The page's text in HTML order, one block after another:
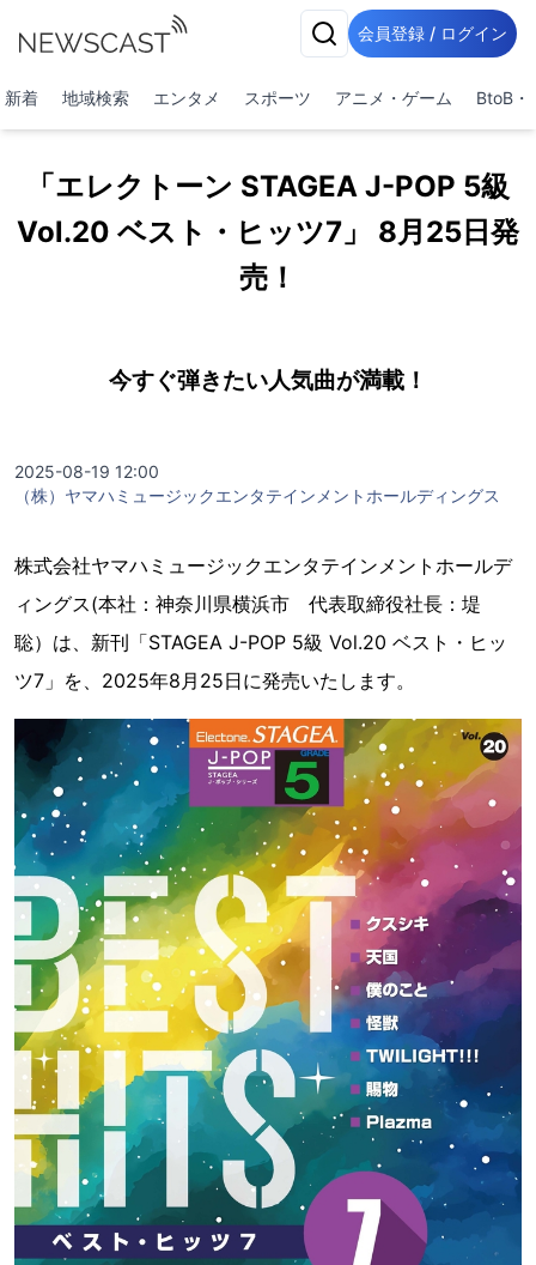
会員登録 / ログイン
新着 地域検索 エンタメ スポーツ アニメ・ゲーム BtoB・
「エレクトーン STAGEA J-POP 5級
Vol.20 ベスト・ヒッツ7」 8月25日発
売！
今すぐ弾きたい人気曲が満載！
2025-08-19 12:00
（株）ヤマハミュージックエンタテインメントホールディングス
株式会社ヤマハミュージックエンタテインメントホールデ
ィングス(本社：神奈川県横浜市 代表取締役社長：堤
聡）は、新刊「STAGEA J-POP 5級 Vol.20 ベスト・ヒッ
ツ7」を、2025年8月25日に発売いたします。